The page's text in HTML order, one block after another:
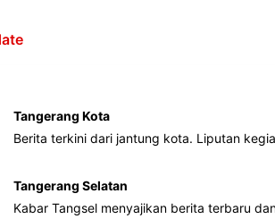
Tangerang Kota
Berita terkini dari jantung kota. Liputan
Tangerang Selatan
Kabar Tangsel menyajikan berita terbaru